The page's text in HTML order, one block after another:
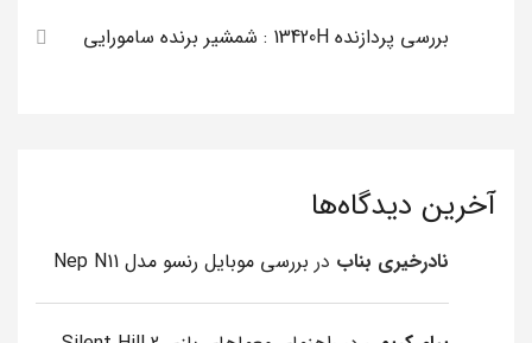
بررسی پردازنده 13420H : شمشیر برنده سامورایی
آخرین دیدگاه‌ها
نادرخیری بناب در بررسی موبایل رنسو مدل Nep N11